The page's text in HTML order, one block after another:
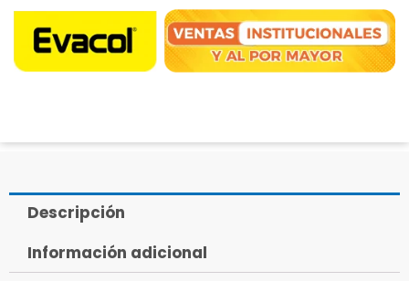
Descripción
Información adicional